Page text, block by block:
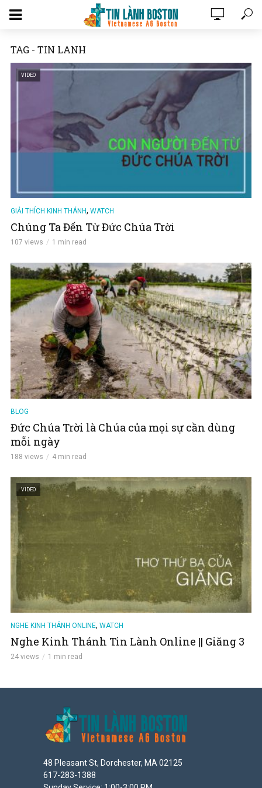
TAG - TIN LANH
VIDEO
GIẢI THÍCH KINH THÁNH, WATCH
Chúng Ta Đến Từ Đức Chúa Trời
107 views 1 min read
BLOG
Đức Chúa Trời là Chúa của mọi sự cần dùng
mỗi ngày
188 views 4 min read
VIDEO
NGHE KINH THÁNH ONLINE, WATCH
Nghe Kinh Thánh Tin Lành Online || Giăng 3
24 views 1 min read
48 Pleasant St, Dorchester, MA 02125
617-283-1388